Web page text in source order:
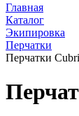
Главная
Каталог
Экипировка
Перчатки
Перчатки